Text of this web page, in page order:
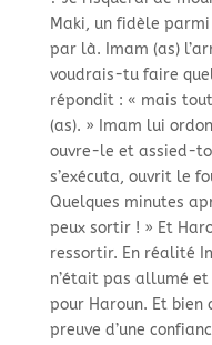
Maki, un fidèle
par là. Imam (as)
voudrais-tu faire
répondit : « mais
(as). » Imam lui
ouvre-le et assied-
s’exécuta, ouvrit le
Quelques minutes
peux sortir ! » Et
ressortir. En réalité
n’était pas allumé et
pour Haroun. Et bien
preuve d’une